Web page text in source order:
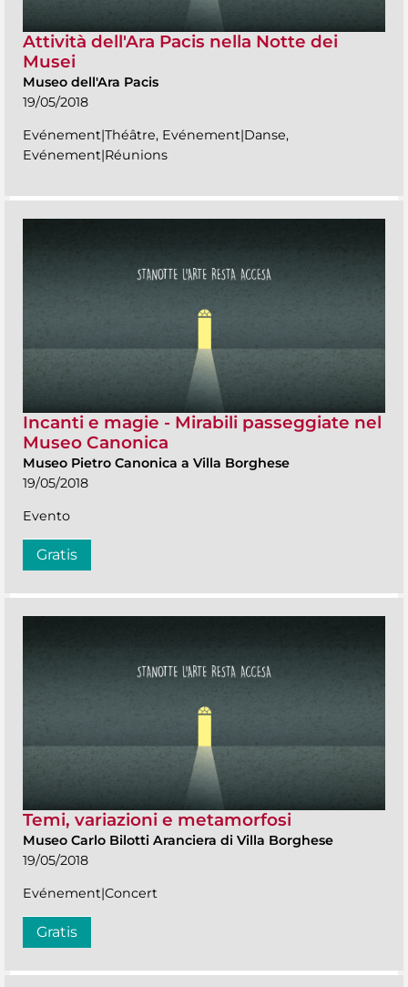
Attività dell'Ara Pacis nella Notte dei
Musei
Museo dell'Ara Pacis
19/05/2018
Evénement|Théâtre, Evénement|Danse,
Evénement|Réunions
Incanti e magie - Mirabili passeggiate nel
Museo Canonica
Museo Pietro Canonica a Villa Borghese
19/05/2018
Evento
Gratis
Temi, variazioni e metamorfosi
Museo Carlo Bilotti Aranciera di Villa Borghese
19/05/2018
Evénement|Concert
Gratis